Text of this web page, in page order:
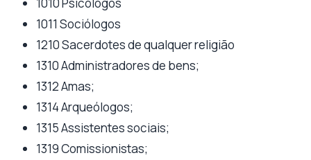
1011 Sociólogos
1210 Sacerdotes de qualquer religião
1310 Administradores de bens;
1312 Amas;
1314 Arqueólogos;
1315 Assistentes sociais;
1319 Comissionistas;